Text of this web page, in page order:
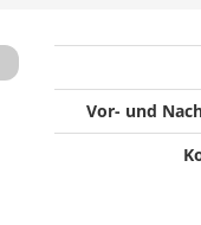
Vor- und